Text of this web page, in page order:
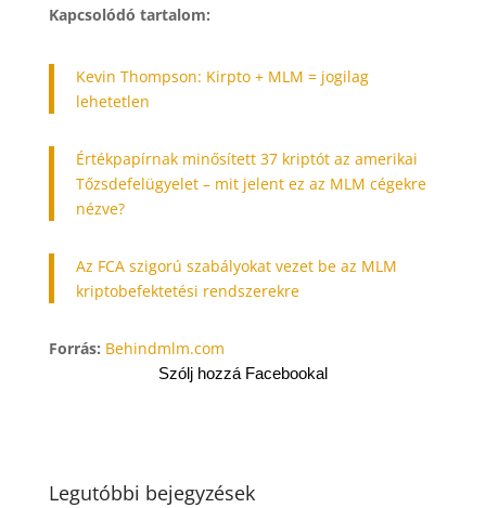
Kapcsolódó tartalom:
Kevin Thompson: Kirpto + MLM = jogilag
lehetetlen
Értékpapírnak minősített 37 kriptót az amerikai
Tőzsdefelügyelet – mit jelent ez az MLM cégekre
nézve?
Az FCA szigorú szabályokat vezet be az MLM
kriptobefektetési rendszerekre
Forrás: Behindmlm.com
Szólj hozzá Facebookal
Legutóbbi bejegyzések